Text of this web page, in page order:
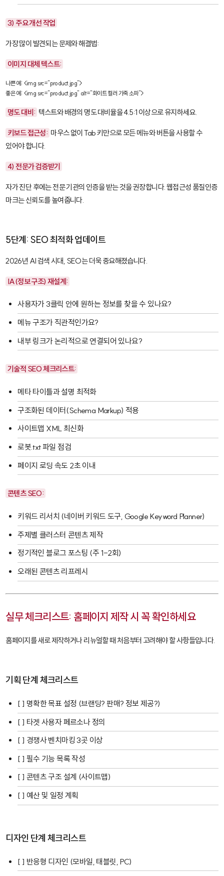
3) 주요 개선 작업
가장 많이 발견되는 문제와 해결법:
이미지 대체 텍스트:
나쁜 예: <img src="product.jpg">
좋은 예: <img src="product.jpg" alt="화이트 컬러 가죽 소파">
명도 대비: 텍스트와 배경의 명도 대비율을 4.5:1 이상으로 유지하세요.
키보드 접근성: 마우스 없이 Tab 키만으로 모든 메뉴와 버튼을 사용할 수
있어야 합니다.
4) 전문가 검증받기
자가 진단 후에는 전문 기관의 인증을 받는 것을 권장합니다. 웹접근성 품질인증
마크는 신뢰도를 높여줍니다.
5단계: SEO 최적화 업데이트
2026년 AI 검색 시대, SEO는 더욱 중요해졌습니다.
IA(정보 구조) 재설계:
사용자가 3클릭 안에 원하는 정보를 찾을 수 있나요?
메뉴 구조가 직관적인가요?
내부 링크가 논리적으로 연결되어 있나요?
기술적 SEO 체크리스트:
메타 타이틀과 설명 최적화
구조화된 데이터(Schema Markup) 적용
사이트맵 XML 최신화
로봇.txt 파일 점검
페이지 로딩 속도 2초 이내
콘텐츠 SEO:
키워드 리서치 (네이버 키워드 도구, Google Keyword Planner)
주제별 클러스터 콘텐츠 제작
정기적인 블로그 포스팅 (주 1-2회)
오래된 콘텐츠 리프레시
실무 체크리스트: 홈페이지 제작 시 꼭 확인하세요
홈페이지를 새로 제작하거나 리뉴얼할 때 처음부터 고려해야 할 사항들입니다.
기획 단계 체크리스트
[ ] 명확한 목표 설정 (브랜딩? 판매? 정보 제공?)
[ ] 타겟 사용자 페르소나 정의
[ ] 경쟁사 벤치마킹 3곳 이상
[ ] 필수 기능 목록 작성
[ ] 콘텐츠 구조 설계 (사이트맵)
[ ] 예산 및 일정 계획
디자인 단계 체크리스트
[ ] 반응형 디자인 (모바일, 태블릿, PC)